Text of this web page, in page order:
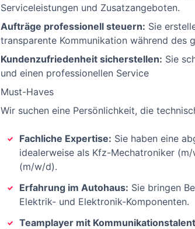
Serviceleistungen und Zusatzangeboten.
Aufträge professionell steuern: Sie
transparente Kommunikation während des
Kundenzufriedenheit sicherstellen: Sie
und einen professionellen Service
Must-Haves
Wir suchen eine Persönlichkeit, die
Fachliche Expertise: Sie haben eine
idealerweise als Kfz-Mechatroniker
(m/w/d).
Erfahrung im Autohaus: Sie bringen
Elektrik- und Elektronik-Komponenten.
Teamplayer mit